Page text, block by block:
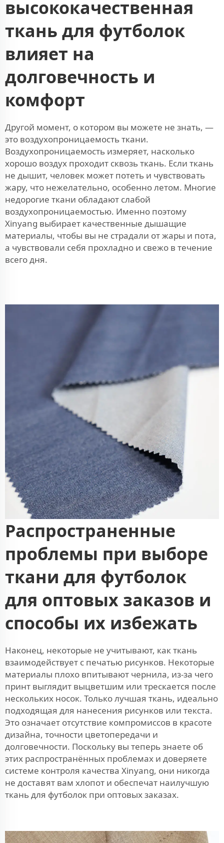
высококачественная
ткань для футболок
влияет на
долговечность и
комфорт
Другой момент, о котором вы можете не знать, —
это воздухопроницаемость ткани.
Воздухопроницаемость измеряет, насколько
хорошо воздух проходит сквозь ткань. Если ткань
не дышит, человек может потеть и чувствовать
жару, что нежелательно, особенно летом. Многие
недорогие ткани обладают слабой
воздухопроницаемостью. Именно поэтому
Xinyang выбирает качественные дышащие
материалы, чтобы вы не страдали от жары и пота,
а чувствовали себя прохладно и свежо в течение
всего дня.
Распространенные
проблемы при выборе
ткани для футболок
для оптовых заказов и
способы их избежать
Наконец, некоторые не учитывают, как ткань
взаимодействует с печатью рисунков. Некоторые
материалы плохо впитывают чернила, из-за чего
принт выглядит выцветшим или трескается после
нескольких носок. Только лучшая ткань, идеально
подходящая для нанесения рисунков или текста.
Это означает отсутствие компромиссов в красоте
дизайна, точности цветопередачи и
долговечности. Поскольку вы теперь знаете об
этих распространённых проблемах и доверяете
системе контроля качества Xinyang, они никогда
не доставят вам хлопот и обеспечат наилучшую
ткань для футболок при оптовых заказах.